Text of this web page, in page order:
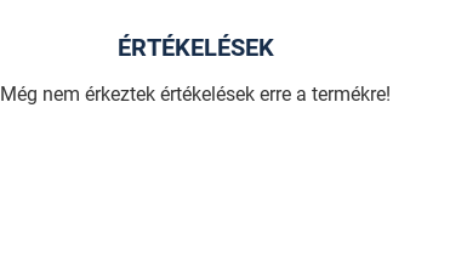
ÉRTÉKELÉSEK
Még nem érkeztek értékelések erre a termékre!